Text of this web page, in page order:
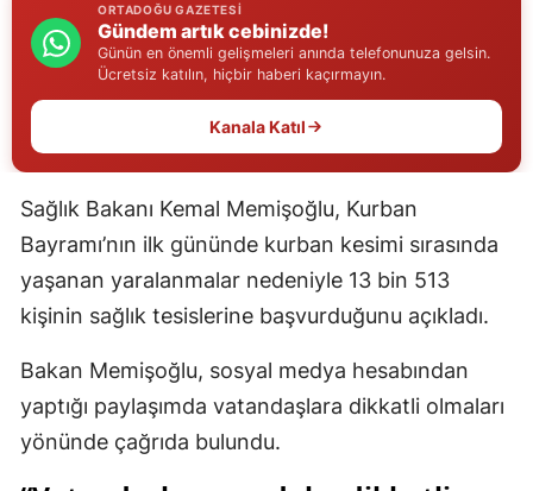
Erzurum
Gaziantep
Gümüşhane
Hakkari
Hatay
Isparta
Mersin
İstanbul
ORTADOĞU GAZETESI
Gündem artık cebinizde!
Günün en önemli gelişmeleri anında telefonunuza gelsin.
Ücretsiz katılın, hiçbir haberi kaçırmayın.
Kanala Katıl
Sağlık Bakanı Kemal Memişoğlu, Kurban
Bayramı’nın ilk gününde kurban kesimi sırasında
yaşanan yaralanmalar nedeniyle 13 bin 513
kişinin sağlık tesislerine başvurduğunu açıkladı.
Bakan Memişoğlu, sosyal medya hesabından
yaptığı paylaşımda vatandaşlara dikkatli olmaları
yönünde çağrıda bulundu.